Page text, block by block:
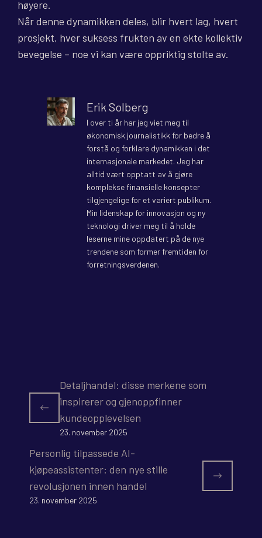
høyere.
Når denne dynamikken deles, blir hvert lag, hvert
prosjekt, hver suksess frukten av en ekte kollektiv
bevegelse – noe vi kan være oppriktig stolte av.
Erik Solberg
I over ti år har jeg viet meg til
økonomisk journalistikk for bedre å
forstå og forklare dynamikken i det
internasjonale markedet. Jeg har
alltid vært opptatt av å gjøre
komplekse finansielle konsepter
tilgjengelige for et variert publikum.
Min lidenskap for innovasjon og ny
teknologi driver meg til å holde
leserne mine oppdatert på de nye
trendene som former fremtiden for
forretningsverdenen.
Detaljhandel: disse merkene som
inspirerer og gjenoppfinner
kundeopplevelsen
23. november 2025
Personlig tilpassede AI-
kjøpeassistenter: den nye stille
revolusjonen innen handel
23. november 2025